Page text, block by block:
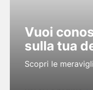
Vuoi
sulla tua
Scopri le